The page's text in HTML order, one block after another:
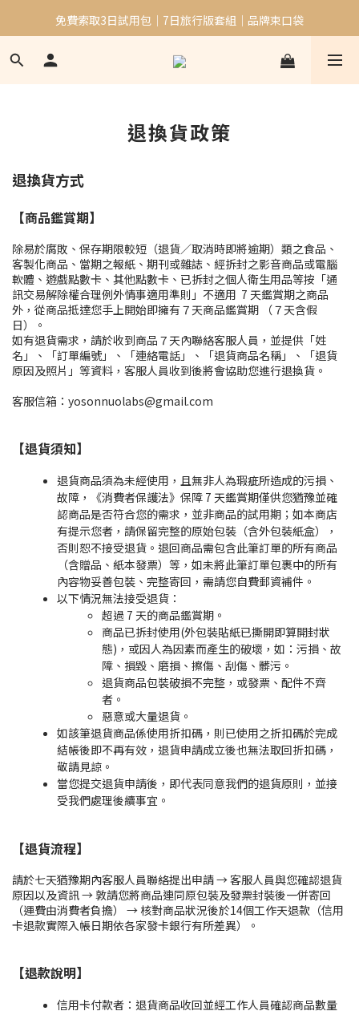
加入會員贈$50購物金｜邀請好友再贈$100購物金
免費索取3日試用包｜7日旅行版套組｜品牌束口袋
滿千免運
退換貨政策
退換貨方式
【商品鑑賞期】
除易於腐敗、保存期限較短（退貨／取消時即將逾期）類之食品、
客製化商品、當期之報紙、期刊或雜誌、經拆封之影音商品或電腦
軟體、遊戲點數卡、其他點數卡、已拆封之個人衛生用品等按「通
訊交易解除權合理例外情事適用準則」不適用 7 天鑑賞期之商品
外，從商品抵達您手上開始即擁有７天商品鑑賞期 （７天含假
日）。
如有退貨需求，請於收到商品７天內聯絡客服人員，並提供「姓
名」、「訂單編號」、「連絡電話」、「退貨商品名稱」、「退貨
原因及照片」等資料，客服人員收到後將會協助您進行退換貨。
客服信箱：yosonnuolabs@gmail.com
【退貨須知】
退貨商品須為未經使用，且無非人為瑕疵所造成的污損、
故障，《消費者保護法》保障 7 天鑑賞期僅供您猶豫並確
認商品是否符合您的需求，並非商品的試用期；如本商店
有提示您者，請保留完整的原始包裝（含外包裝紙盒），
否則恕不接受退貨。退回商品需包含此筆訂單的所有商品
（含贈品、紙本發票）等，如未將此筆訂單包裹中的所有
內容物妥善包裝、完整寄回，需請您自費郵資補件。
以下情況無法接受退貨：
超過 7 天的商品鑑賞期。
商品已拆封使用(外包裝貼紙已撕開即算開封狀
態)，或因人為因素而產生的破壞，如：污損、故
障、損毀、磨損、擦傷、刮傷、髒污。
退貨商品包裝破損不完整，或發票、配件不齊
者。
惡意或大量退貨。
如該筆退貨商品係使用折扣碼，則已使用之折扣碼於完成
結帳後即不再有效，退貨申請成立後也無法取回折扣碼，
敬請見諒。
當您提交退貨申請後，即代表同意我們的退貨原則，並接
受我們處理後續事宜。
【退貨流程】
請於七天猶豫期內客服人員聯絡提出申請 → 客服人員與您確認退貨
原因以及資訊 → 敦請您將商品連同原包裝及發票封裝後一併寄回
（運費由消費者負擔） → 核對商品狀況後於14個工作天退款（信用
卡退款實際入帳日期依各家發卡銀行有所差異）。
【退款說明】
信用卡付款者：退貨商品收回並經工作人員確認商品數量